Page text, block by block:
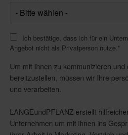
Ich bestätige, dass ich für ein
Angebot nicht als Privatperson nutze.*
Um mit Ihnen zu kommunizieren
bereitzustellen, müssen wir Ihre
und verarbeiten.
LANGEundPFLANZ erstellt
Unternehmen um mit ihnen ins